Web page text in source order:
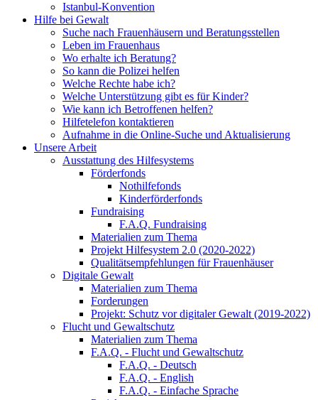
Istanbul-Konvention
Hilfe bei Gewalt
Suche nach Frauenhäusern und Beratungsstellen
Leben im Frauenhaus
Wo erhalte ich Beratung?
So kann die Polizei helfen
Welche Rechte habe ich?
Welche Unterstützung gibt es für Kinder?
Wie kann ich Betroffenen helfen?
Hilfetelefon kontaktieren
Aufnahme in die Online-Suche und Aktualisierung
Unsere Arbeit
Ausstattung des Hilfesystems
Förderfonds
Nothilfefonds
Kinderförderfonds
Fundraising
F.A.Q. Fundraising
Materialien zum Thema
Projekt Hilfesystem 2.0 (2020-2022)
Qualitätsempfehlungen für Frauenhäuser
Digitale Gewalt
Materialien zum Thema
Forderungen
Projekt: Schutz vor digitaler Gewalt (2019-2022)
Flucht und Gewaltschutz
Materialien zum Thema
F.A.Q. - Flucht und Gewaltschutz
F.A.Q. - Deutsch
F.A.Q. - English
F.A.Q. - Einfache Sprache